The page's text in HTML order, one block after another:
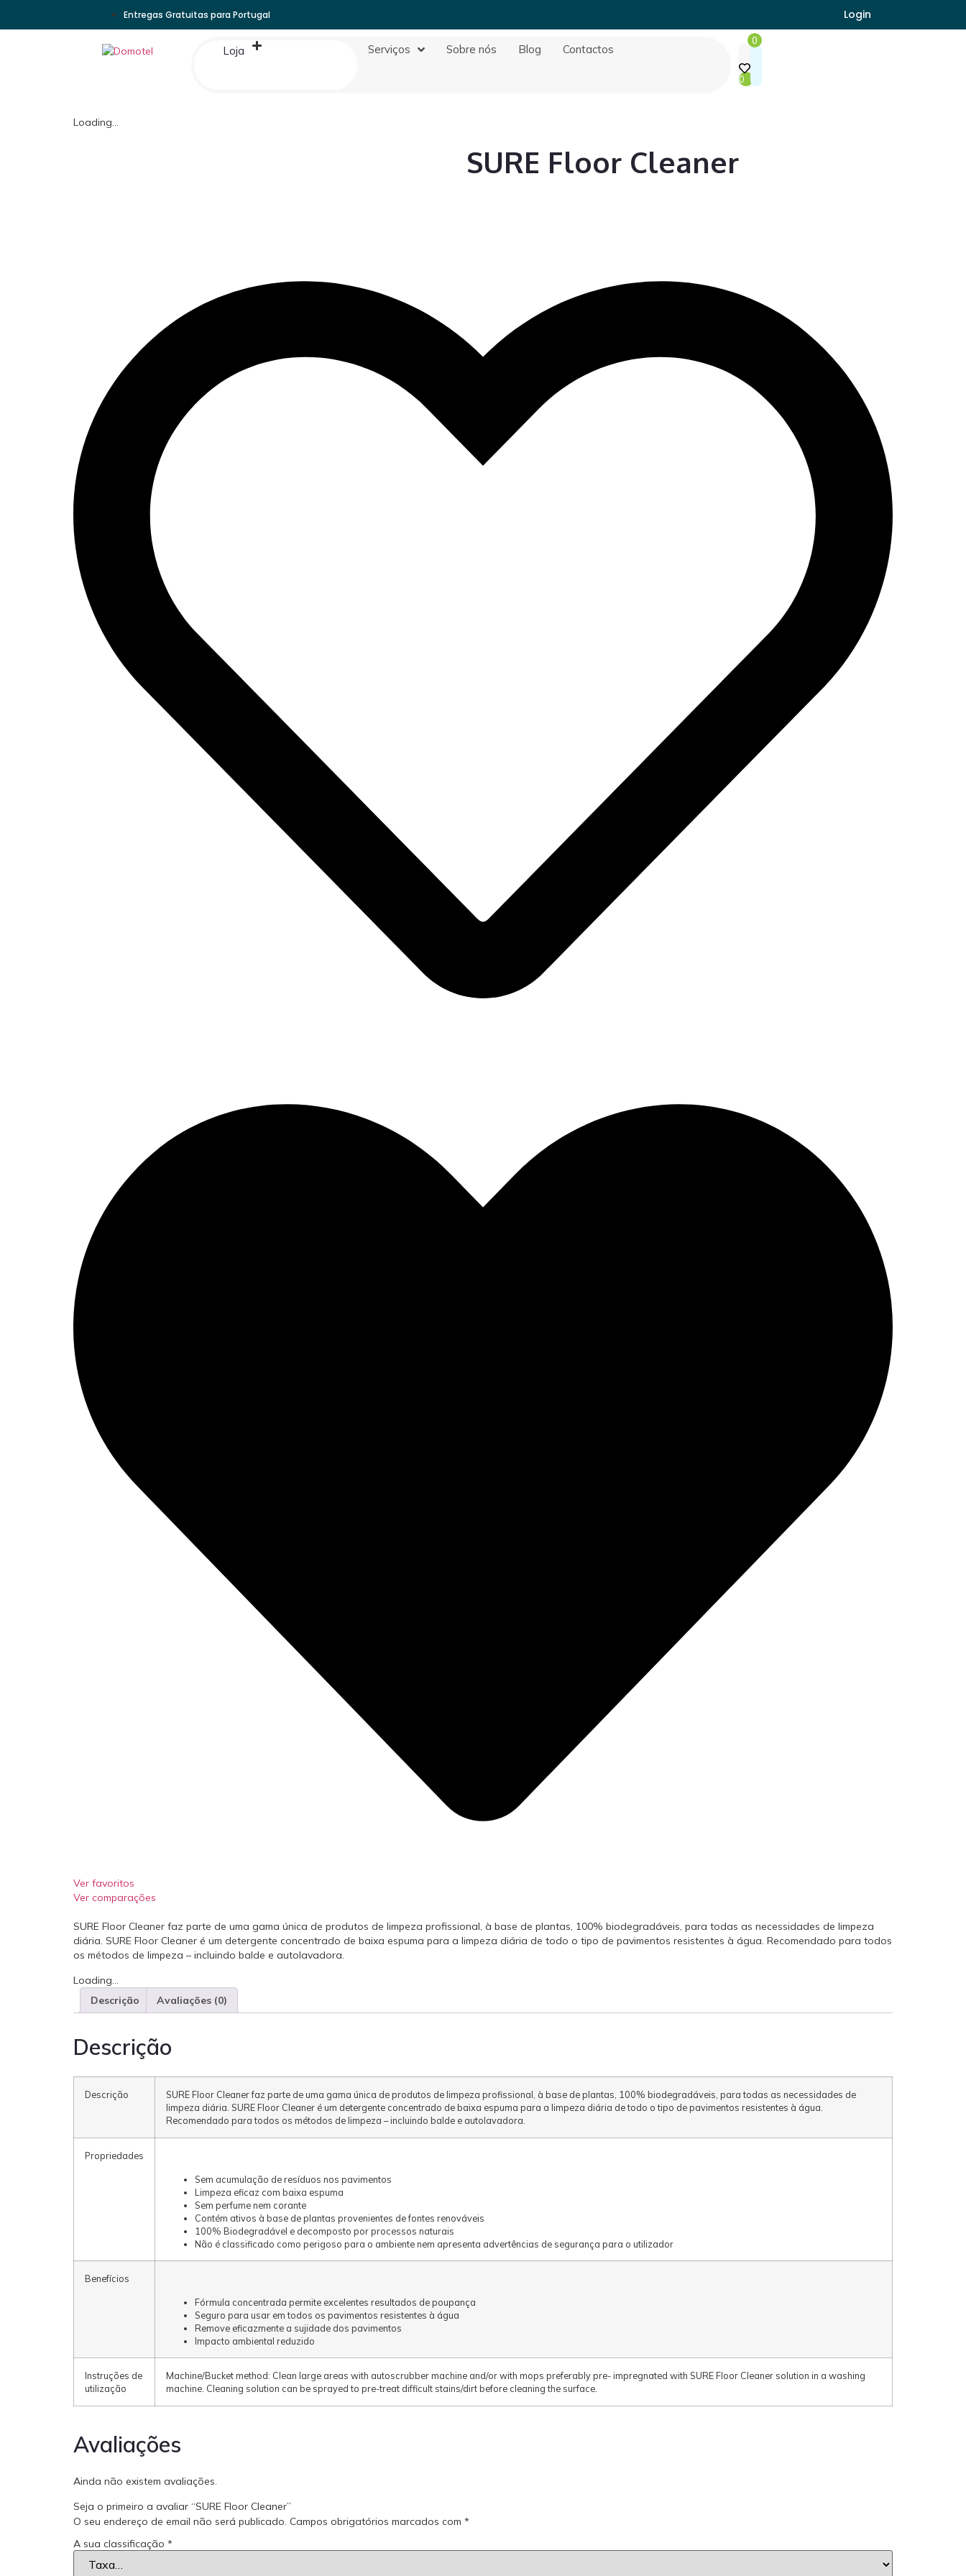
Entregas Gratuitas para Portugal Login
Loja Serviços Sobre nós Blog Contactos
0
0
Loading...
SURE Floor Cleaner
Ver favoritos
Ver comparações
SURE Floor Cleaner faz parte de uma gama única de produtos de limpeza profissional, à base de plantas, 100% biodegradáveis, para todas as necessidades de limpeza
diária. SURE Floor Cleaner é um detergente concentrado de baixa espuma para a limpeza diária de todo o tipo de pavimentos resistentes à água. Recomendado para todos
os métodos de limpeza – incluindo balde e autolavadora.
Loading...
Descrição
Avaliações (0)
Descrição
Descrição
SURE Floor Cleaner faz parte de uma gama única de produtos de limpeza profissional, à base de plantas, 100% biodegradáveis, para todas as necessidades de
limpeza diária. SURE Floor Cleaner é um detergente concentrado de baixa espuma para a limpeza diária de todo o tipo de pavimentos resistentes à água.
Recomendado para todos os métodos de limpeza – incluindo balde e autolavadora.
Propriedades
Sem acumulação de resíduos nos pavimentos
Limpeza eficaz com baixa espuma
Sem perfume nem corante
Contém ativos à base de plantas provenientes de fontes renováveis
100% Biodegradável e decomposto por processos naturais
Não é classificado como perigoso para o ambiente nem apresenta advertências de segurança para o utilizador
Benefícios
Fórmula concentrada permite excelentes resultados de poupança
Seguro para usar em todos os pavimentos resistentes à água
Remove eficazmente a sujidade dos pavimentos
Impacto ambiental reduzido
Instruções de
utilização
Machine/Bucket method: Clean large areas with autoscrubber machine and/or with mops preferably pre- impregnated with SURE Floor Cleaner solution in a washing
machine. Cleaning solution can be sprayed to pre-treat difficult stains/dirt before cleaning the surface.
Avaliações
Ainda não existem avaliações.
Seja o primeiro a avaliar “SURE Floor Cleaner”
O seu endereço de email não será publicado. Campos obrigatórios marcados com *
A sua classificação *